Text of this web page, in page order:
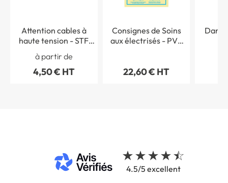
Attention cables à
haute tension - STF
à partir de
4,50 € HT
Consignes de Soins
aux électrisés - PVC
22,60 € HT
4.5/5 excellent